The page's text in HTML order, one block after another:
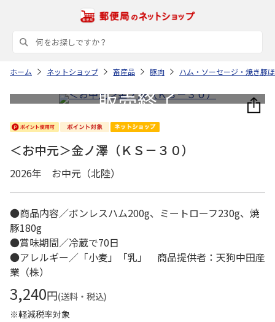
ホーム ネットショップ 畜産品 豚肉 ハム・ソーセージ・焼き豚
＜お中元＞金ノ澤（ＫＳ－３０）
2026年 お中元（北陸）
●商品内容／ボンレスハム200g、ミートローフ230g、焼
豚180g
●賞味期間／冷蔵で70日
●アレルギー／「小麦」「乳」 商品提供者：天狗中田産
業（株）
3,240円(送料・税込)
※軽減税率対象